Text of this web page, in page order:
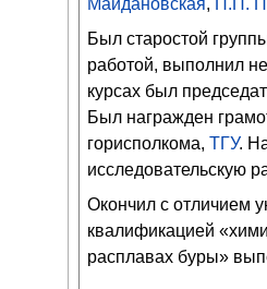
Майдановская, П.П.
Был старостой
работой, выполнил
курсах был
Был награжден
горисполкома, ТГУ.
исследовательскую
Окончил с отличием
квалификацией
расплавах буры»